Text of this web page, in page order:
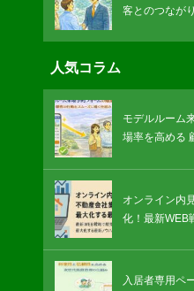
客とのつなが
人気コラム
モデルルーム
場率を高める
オンライン内
化！最新WEB
入居者専用ペ